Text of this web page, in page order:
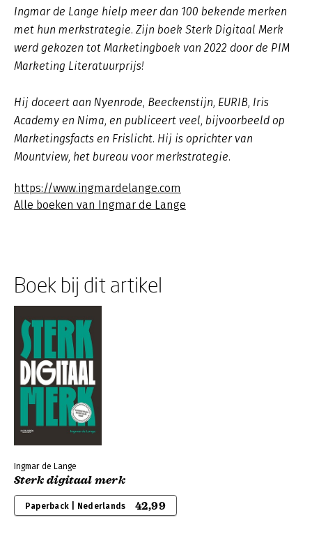
Ingmar de Lange hielp meer dan 100 bekende merken
met hun merkstrategie. Zijn boek Sterk Digitaal Merk
werd gekozen tot Marketingboek van 2022 door de PIM
Marketing Literatuurprijs!
Hij doceert aan Nyenrode, Beeckenstijn, EURIB, Iris
Academy en Nima, en publiceert veel, bijvoorbeeld op
Marketingsfacts en Frislicht. Hij is oprichter van
Mountview, het bureau voor merkstrategie.
https://www.ingmardelange.com
Alle boeken van Ingmar de Lange
Boek bij dit artikel
Ingmar de Lange
Sterk digitaal merk
Paperback | Nederlands 42,99